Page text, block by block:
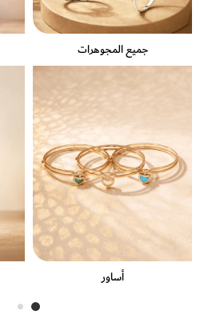
جميع المجوهرات
أساور